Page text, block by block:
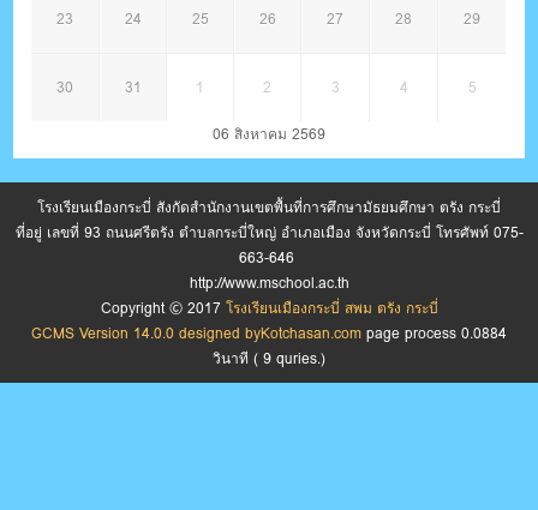
23 24 25 26 27 28 29
30 31 1 2 3 4 5
06 สิงหาคม 2569
โรงเรียนเมืองกระบี่ สังกัดสำนักงานเขตพื้นที่การศึกษามัธยมศึกษา ตรัง กระบี่
ที่อยู่ เลขที่ 93 ถนนศรีตรัง ตำบลกระบี่ใหญ่ อำเภอเมือง จังหวัดกระบี่ โทรศัพท์ 075-
663-646
http://www.mschool.ac.th
Copyright © 2017 โรงเรียนเมืองกระบี่ สพม ตรัง กระบี่
GCMS Version 14.0.0 designed byKotchasan.com page process 0.0884
วินาที ( 9 quries.)